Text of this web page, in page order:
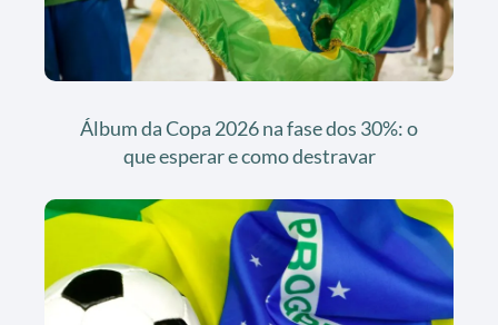
Álbum da Copa 2026 na fase dos 30%: o
que esperar e como destravar